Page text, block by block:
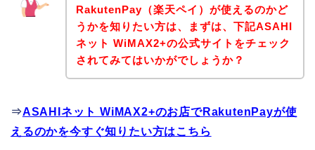
RakutenPay（楽天ペイ）が使えるのかど
うかを知りたい方は、まずは、下記ASAHI
ネット WiMAX2+の公式サイトをチェック
されてみてはいかがでしょうか？
⇒ASAHIネット WiMAX2+のお店でRakutenPayが使
えるのかを今すぐ知りたい方はこちら